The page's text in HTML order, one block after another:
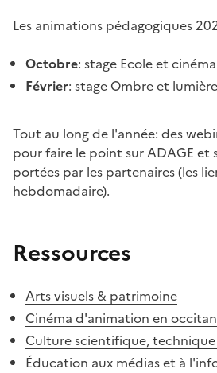
Les animations pédagogiques
Octobre: stage Ecole et cinéma
Février: stage Ombre et lumière
Tout au long de l'année: des
pour faire le point sur ADAGE et
portées par les partenaires (les
hebdomadaire).
Ressources
Arts visuels & patrimoine
Cinéma d'animation en occitan
Culture scientifique,
Éducation aux médias et à